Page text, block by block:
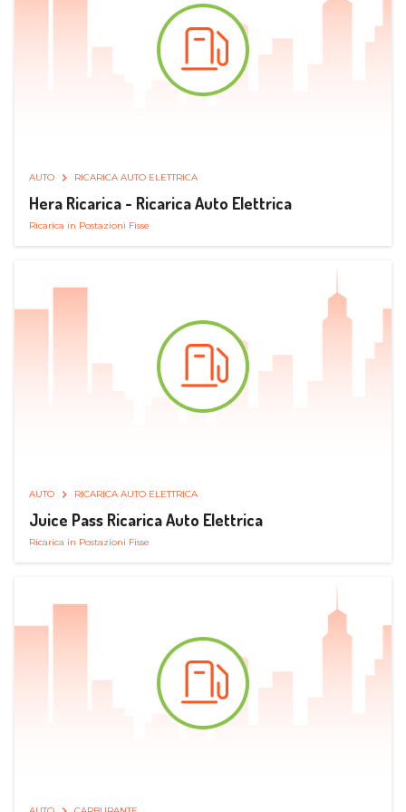
AUTO RICARICA AUTO ELETTRICA
Hera Ricarica - Ricarica Auto Elettrica
Ricarica in Postazioni Fisse
AUTO RICARICA AUTO ELETTRICA
Juice Pass Ricarica Auto Elettrica
Ricarica in Postazioni Fisse